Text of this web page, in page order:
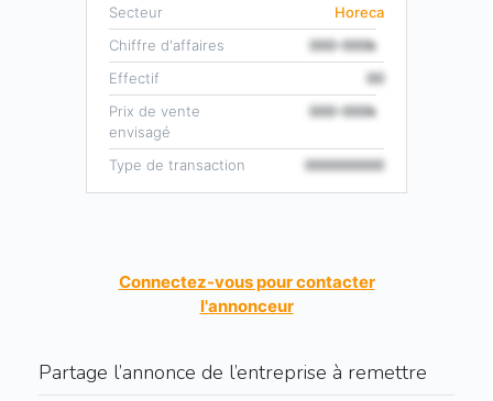
Secteur
Horeca
Chiffre d'affaires
000-000k
Effectif
00
Prix de vente
envisagé
000-000k
Type de transaction 000000000
Connectez-vous pour contacter
l'annonceur
Partage l’annonce de l’entreprise à remettre